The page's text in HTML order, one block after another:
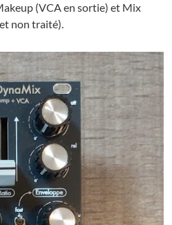
(VCA en sortie) et Mix
non traité).